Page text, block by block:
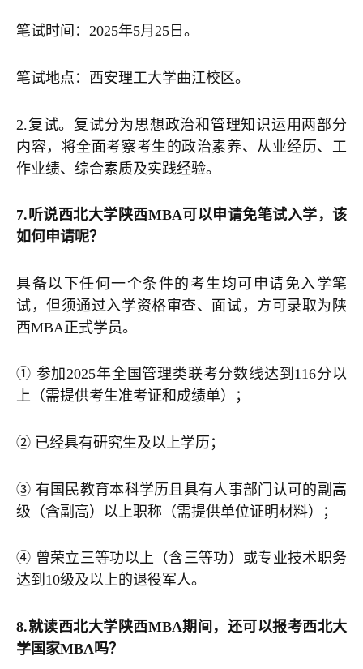
笔试时间：2025年5月25日。
笔试地点：西安理工大学曲江校区。
2.复试。复试分为思想政治和管理知识运用两部分
内容，将全面考察考生的政治素养、从业经历、工
作业绩、综合素质及实践经验。
7.听说西北大学陕西MBA可以申请免笔试入学，该
如何申请呢？
具备以下任何一个条件的考生均可申请免入学笔
试，但须通过入学资格审查、面试，方可录取为陕
西MBA正式学员。
① 参加2025年全国管理类联考分数线达到116分以
上（需提供考生准考证和成绩单）；
② 已经具有研究生及以上学历；
③ 有国民教育本科学历且具有人事部门认可的副高
级（含副高）以上职称（需提供单位证明材料）；
④ 曾荣立三等功以上（含三等功）或专业技术职务
达到10级及以上的退役军人。
8.就读西北大学陕西MBA期间，还可以报考西北大
学国家MBA吗？